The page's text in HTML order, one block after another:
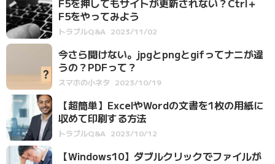
F5を押してもサイトが更新されない？Ctrl＋
F5をやってみよう
トラブルQ&A 2023/11/02
今さら聞けない。jpgとpngとgifってナニが違
うの？PDFって？
スマホの小ネタ 2023/10/19
【超簡単】ExcelやWordの文書を1枚の用紙に
収めて印刷する方法
トラブルQ&A 2023/10/12
【Windows10】ダブルクリックでファイルが